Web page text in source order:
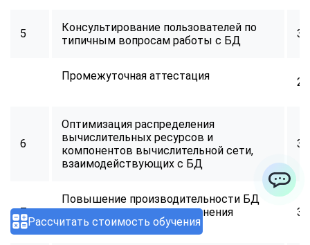
Рассчитать стоимость обучения
5
Консультирование пользователей по
типичным вопросам работы с БД
32
Промежуточная аттестация 2
6
Оптимизация распределения
вычислительных ресурсов и
компонентов вычислительной сети,
взаимодействующих с БД
34
7
Повышение производительности БД
путем оптимизации выполнения
запросов к БД
32
ChatApp